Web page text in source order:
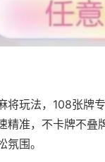
将玩法，108张牌
准，不卡牌不叠
围。